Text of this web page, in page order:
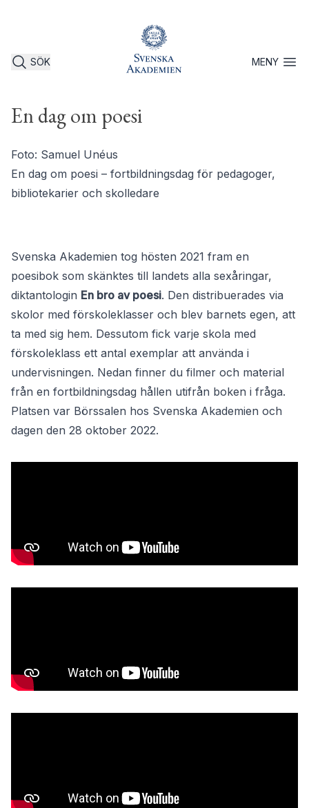
SÖK MENYÖppna
En dag om poesi
Foto: Samuel Unéus
En dag om poesi – fortbildningsdag för pedagoger,
bibliotekarier och skolledare
Svenska Akademien tog hösten 2021 fram en
poesibok som skänktes till landets alla sexåringar,
diktantologin En bro av poesi. Den distribuerades via
skolor med förskoleklasser och blev barnets egen, att
ta med sig hem. Dessutom fick varje skola med
förskoleklass ett antal exemplar att använda i
undervisningen. Nedan finner du filmer och material
från en fortbildningsdag hållen utifrån boken i fråga.
Platsen var Börssalen hos Svenska Akademien och
dagen den 28 oktober 2022.